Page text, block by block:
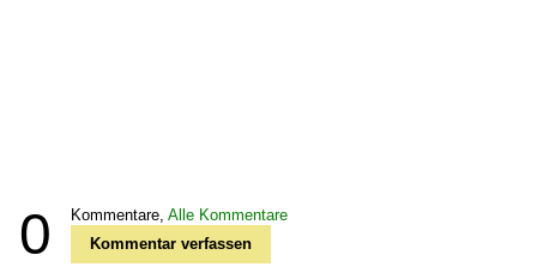
0 Kommentare, Alle Kommentare
Kommentar verfassen